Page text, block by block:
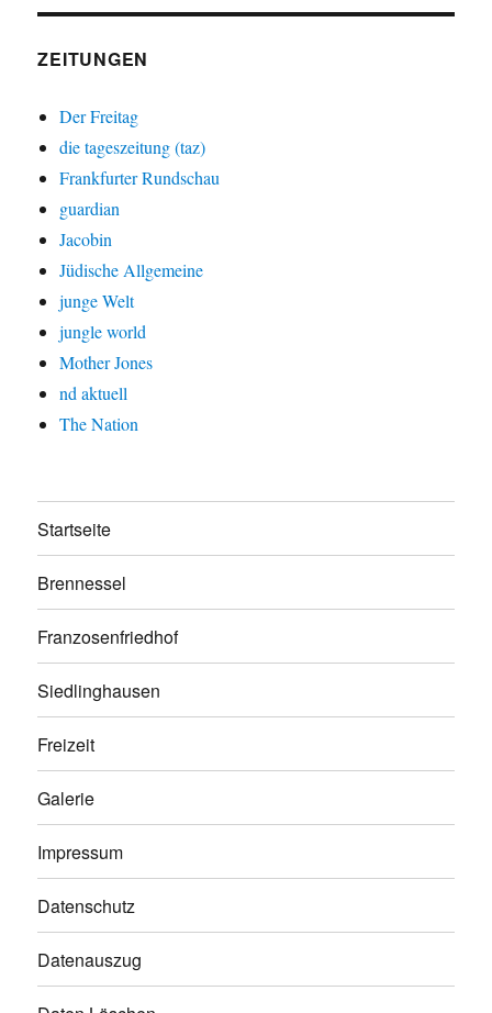
ZEITUNGEN
Der Freitag
die tageszeitung (taz)
Frankfurter Rundschau
guardian
Jacobin
Jüdische Allgemeine
junge Welt
jungle world
Mother Jones
nd aktuell
The Nation
Startseite
Brennessel
Franzosenfriedhof
Siedlinghausen
Freizeit
Galerie
Impressum
Datenschutz
Datenauszug